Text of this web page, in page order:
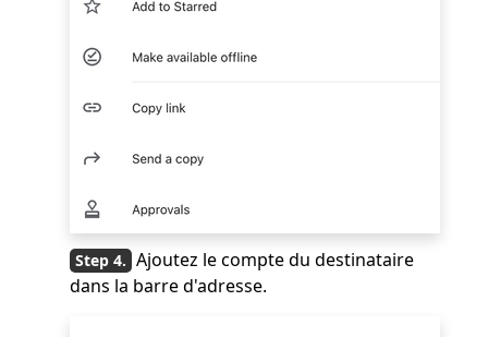
Ajoutez le compte du destinataire
dans la barre d'adresse.